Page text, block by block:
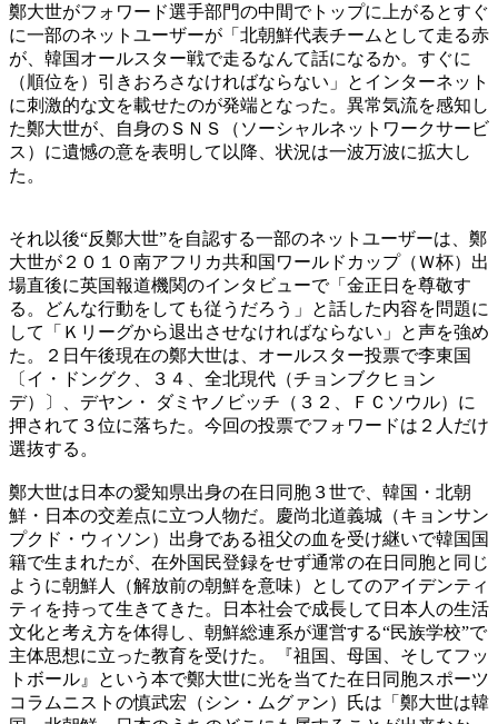
鄭大世がフォワード選手部門の中間でトップに上がるとすぐ
に一部のネットユーザーが「北朝鮮代表チームとして走る赤
が、韓国オールスター戦で走るなんて話になるか。すぐに
（順位を）引きおろさなければならない」とインターネット
に刺激的な文を載せたのが発端となった。異常気流を感知し
た鄭大世が、自身のＳＮＳ（ソーシャルネットワークサービ
ス）に遺憾の意を表明して以降、状況は一波万波に拡大し
た。
それ以後“反鄭大世”を自認する一部のネットユーザーは、鄭
大世が２０１０南アフリカ共和国ワールドカップ（Ｗ杯）出
場直後に英国報道機関のインタビューで「金正日を尊敬す
る。どんな行動をしても従うだろう」と話した内容を問題に
して「Ｋリーグから退出させなければならない」と声を強め
た。２日午後現在の鄭大世は、オールスター投票で李東国
〔イ・ドングク、３４、全北現代（チョンブクヒョン
デ）〕、デヤン・ ダミヤノビッチ（３２、ＦＣソウル）に
押されて３位に落ちた。今回の投票でフォワードは２人だけ
選抜する。
鄭大世は日本の愛知県出身の在日同胞３世で、韓国・北朝
鮮・日本の交差点に立つ人物だ。慶尚北道義城（キョンサン
プクド・ウィソン）出身である祖父の血を受け継いで韓国国
籍で生まれたが、在外国民登録をせず通常の在日同胞と同じ
ように朝鮮人（解放前の朝鮮を意味）としてのアイデンティ
ティを持って生きてきた。日本社会で成長して日本人の生活
文化と考え方を体得し、朝鮮総連系が運営する“民族学校”で
主体思想に立った教育を受けた。『祖国、母国、そしてフッ
トボール』という本で鄭大世に光を当てた在日同胞スポーツ
コラムニストの慎武宏（シン・ムグァン）氏は「鄭大世は韓